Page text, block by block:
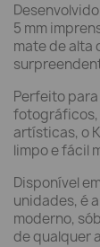
5 mm
mate de alta
Perfeito
fotográficos,
artísticas, o
limpo e fácil
Disponível
unidades, é
moderno,
de qualquer